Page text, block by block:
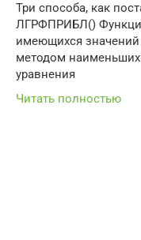
Три способа, как
ЛГРФПРИБЛ()
имеющихся
методом
уравнения
Читать полностью